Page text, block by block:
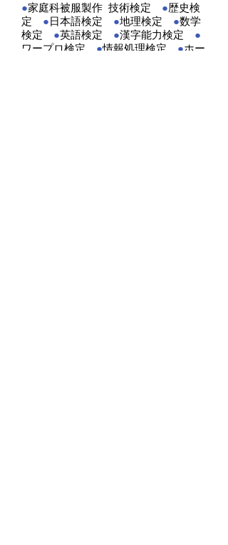
●家庭科被服製作 技術検定 ●歴史検
定
●日本語検定 ●地理検定 ●数学
検定
●英語検定 ●漢字能力検定 ●
ワープロ検定 ●情報処理検定 ●ホー